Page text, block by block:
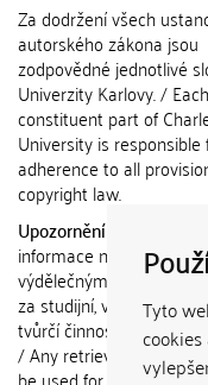
Tyto
Za dodržení všech
autorského zákona jsou
zodpovědné jednotlivé
Univerzity Karlovy. / Each
constituent part of
University is responsible
adherence to all
copyright law.
Upozornění / Notice:
informace nemohou být
výdělečným účelům
za studijní, vědeckou
tvůrčí činnost jiné osoby
/ Any retrieved